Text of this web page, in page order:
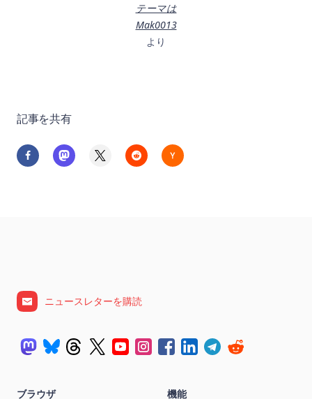
テーマは
Mak0013
より
記事を共有
ニュースレターを購読
ブラウザ
機能